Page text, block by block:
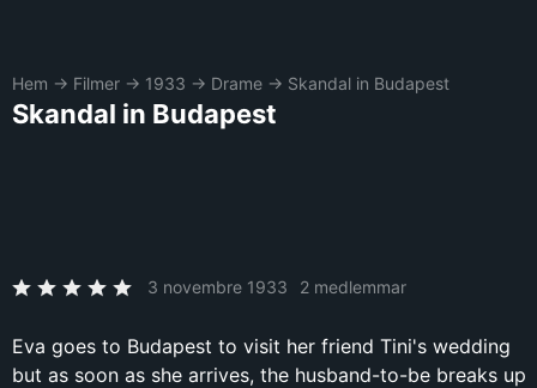
Hem → Filmer → 1933 → Drame → Skandal in Budapest
Skandal in Budapest
3 novembre 1933 2 medlemmar
Eva goes to Budapest to visit her friend Tini's wedding
but as soon as she arrives, the husband-to-be breaks up